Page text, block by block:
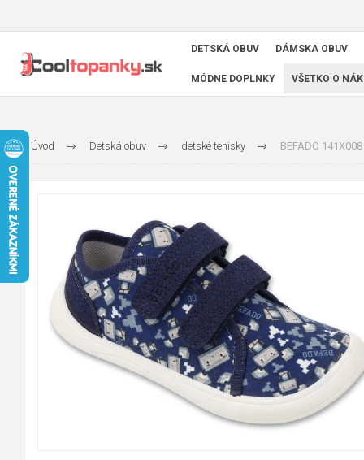
DETSKÁ OBUV DÁMSKA OBUV
MÓDNE DOPLNKY VŠETKO O
Úvod Detská obuv detské tenisky BEFADO